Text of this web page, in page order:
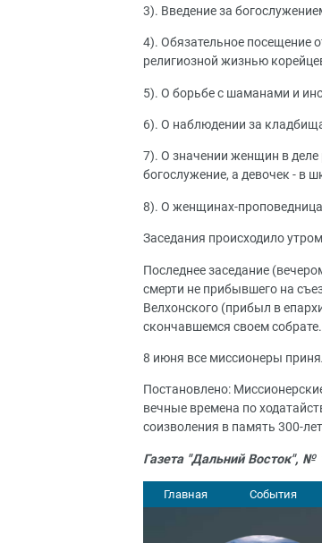
3). Введение за
4). Обязательное посещение
религиозной жизнью
5). О борьбе с шаманами и
6). О наблюдении за
7). О значении женщин в деле
богослужение, а девочек - в
8). О женщинах-
Заседания происходило
Последнее заседание
смерти не прибывшего на
Велхонского (прибыл в
скончавшемся своем собрате.
8 июня все миссионеры
Постановлено:
вечные времена по
соизволения в память 300-
Газета "Дальний Восток", №
Главная События